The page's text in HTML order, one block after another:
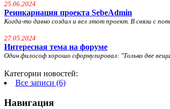
25.06.2024
Реинкарнация проекта SebeAdmin
Когда-то давно создал и вел этот проект. В связи с
27.05.2024
Интересная тема на форуме
Один философ хорошо сформулировал: "Только две
Категории новостей:
Все записи (6)
Навигация